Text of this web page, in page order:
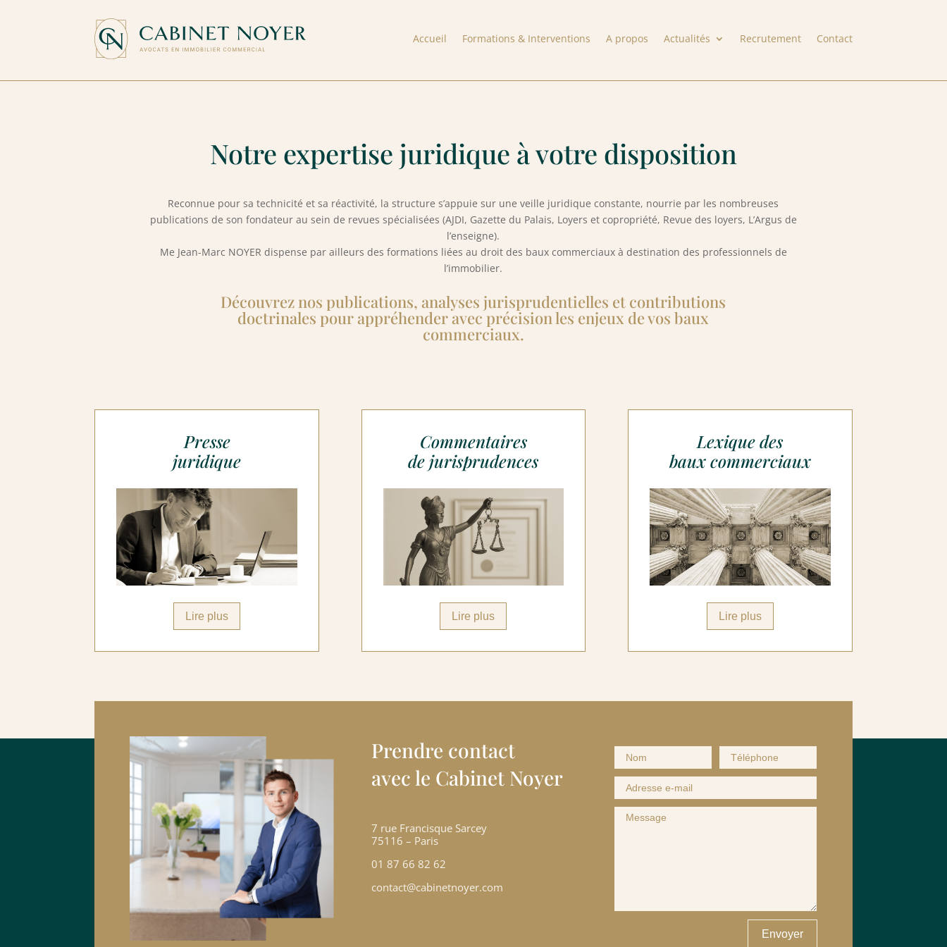
Accueil Formations & Interventions A propos Actualités Recrutement Contact
Notre expertise juridique à votre disposition
Reconnue pour sa technicité et sa réactivité, la structure s’appuie sur une veille juridique constante, nourrie par les nombreuses
publications de son fondateur au sein de revues spécialisées (AJDI, Gazette du Palais, Loyers et copropriété, Revue des loyers, L’Argus de
l’enseigne).
Me Jean-Marc NOYER dispense par ailleurs des formations liées au droit des baux commerciaux à destination des professionnels de
l’immobilier.
Découvrez nos publications, analyses jurisprudentielles et contributions
doctrinales pour appréhender avec précision les enjeux de vos baux
commerciaux.
Presse
juridique
Lire plus
Commentaires
de jurisprudences
Lire plus
Lexique des
baux commerciaux
Lire plus
Prendre contact
avec le Cabinet Noyer
7 rue Francisque Sarcey
75116 – Paris
01 87 66 82 62
contact@cabinetnoyer.com
Envoyer